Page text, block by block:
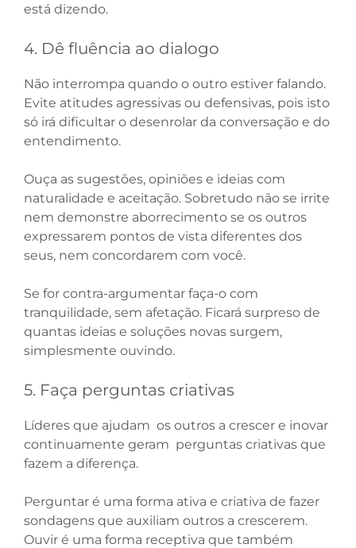
está dizendo.
4. Dê fluência ao dialogo
Não interrompa quando o outro estiver falando.
Evite atitudes agressivas ou defensivas, pois isto
só irá dificultar o desenrolar da conversação e do
entendimento.
Ouça as sugestões, opiniões e ideias com
naturalidade e aceitação. Sobretudo não se irrite
nem demonstre aborrecimento se os outros
expressarem pontos de vista diferentes dos
seus, nem concordarem com você.
Se for contra-argumentar faça-o com
tranquilidade, sem afetação. Ficará surpreso de
quantas ideias e soluções novas surgem,
simplesmente ouvindo.
5. Faça perguntas criativas
Líderes que ajudam os outros a crescer e inovar
continuamente geram perguntas criativas que
fazem a diferença.
Perguntar é uma forma ativa e criativa de fazer
sondagens que auxiliam outros a crescerem.
Ouvir é uma forma receptiva que também